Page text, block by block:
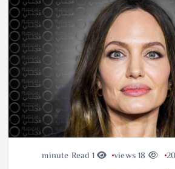
18 views
1 minute Read